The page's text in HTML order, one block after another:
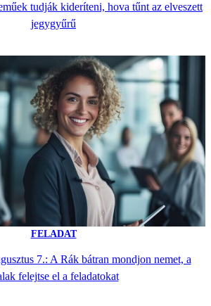
tudják kideríteni, hova tűnt az elveszett
jegygyűrű
FELADAT
7.: A Rák bátran mondjon nemet, a
felejtse el a feladatokat